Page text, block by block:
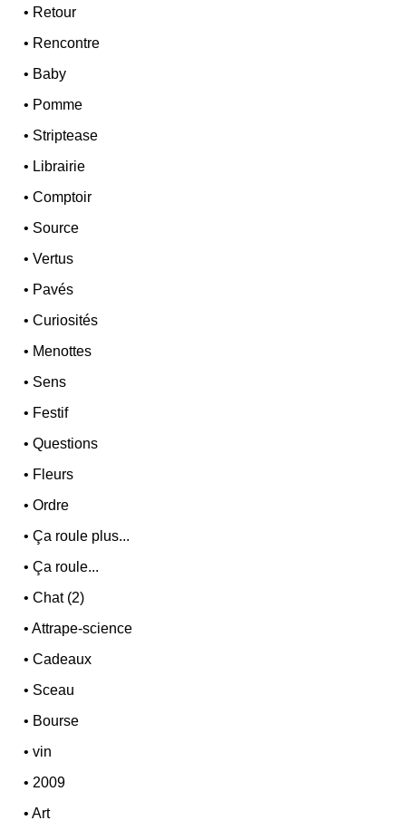
• Retour
• Rencontre
• Baby
• Pomme
• Striptease
• Librairie
•Comptoir
• Source
•Vertus
• Pavés
•Curiosités
• Menottes
• Sens
• Festif
•Questions
• Fleurs
•Ordre
•Ça roule plus...
•Ça roule...
•Chat (2)
•Attrape-science
•Cadeaux
• Sceau
• Bourse
•vin
• 2009
•Art